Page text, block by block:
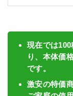
現在では
り、本体価
です。
激安の特価